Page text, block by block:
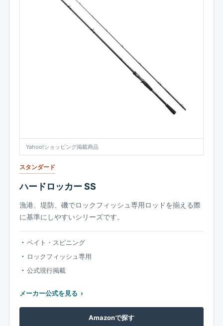
Yahoo!ショッピング掲載商品
スタンダード
ハードロッカー SS
漁港、堤防、磯でロックフィッシュ専用ロッドを揃える際
に基準にしやすいシリーズです。
ベイト・スピニング
ロックフィッシュ専用
公式現行掲載
メーカー公式を見る
Amazonで探す